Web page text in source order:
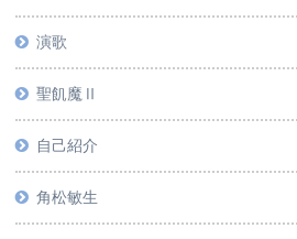
演歌
聖飢魔Ⅱ
自己紹介
角松敏生